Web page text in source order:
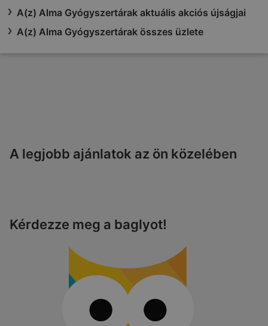
A(z) Alma Gyógyszertárak aktuális akciós újságjai
A(z) Alma Gyógyszertárak összes üzlete
A legjobb ajánlatok az ön közelében
Kérdezze meg a baglyot!